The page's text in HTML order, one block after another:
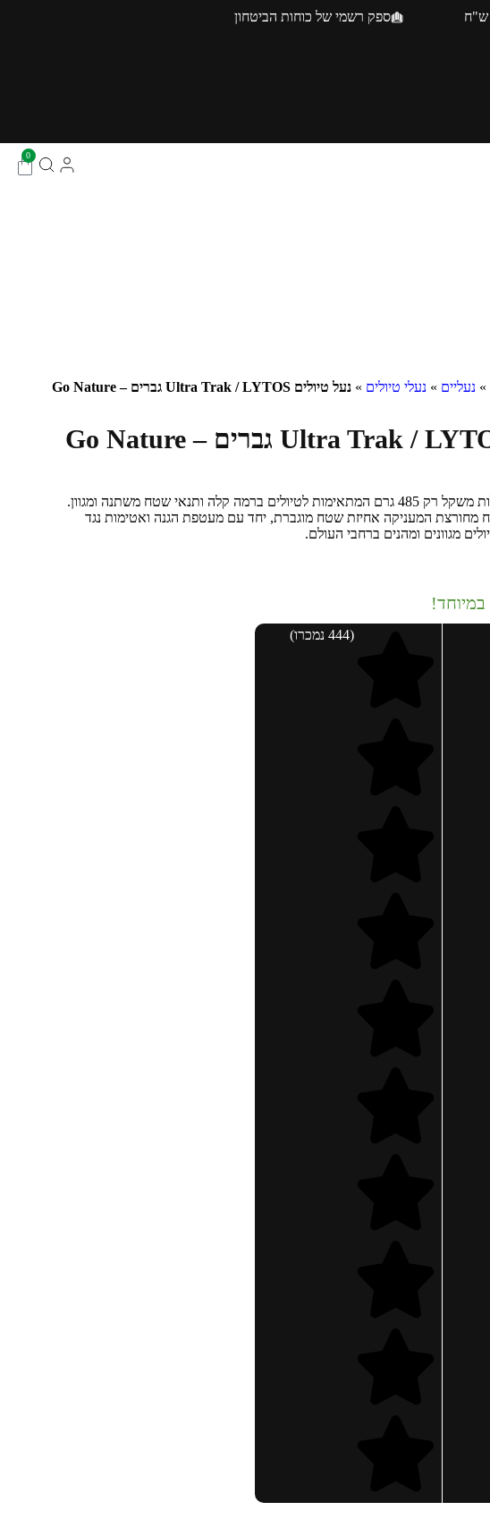
ספק רשמי של כוחות הביטחון
0
» נעליים » נעלי טיולים »
נעל טיולים Ultra Trak / LYTOS גברים Go Nature –
נעל טיולים Ultra Trak / LYTOS גברים Go Nature –
נעלי טיולים Ultra Trek קלות משקל רק 485 גרם המתאימות לטיולים ברמה קלה ותנאי שטח משתנה ומגוון.
מחורצת המעניקה אחיזת שטח מוגברת, יחד עם מעטפת הגנה ואטימות נגד
מגוונים ומהנים ברחבי העולם.
(444 נמכרו)